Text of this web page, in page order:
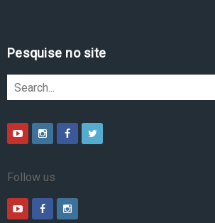
Pesquise no site
Follow us